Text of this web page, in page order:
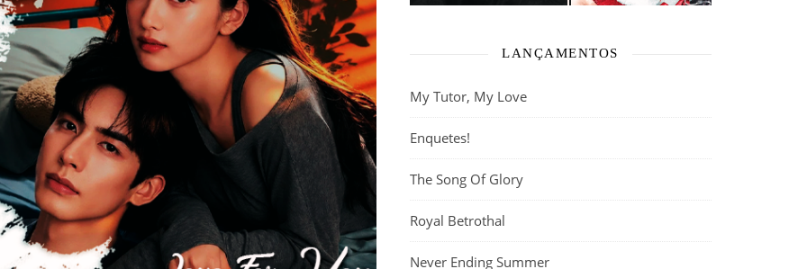
LANÇAMENTOS
My Tutor, My Love
Enquetes!
The Song Of Glory
Royal Betrothal
Never Ending Summer